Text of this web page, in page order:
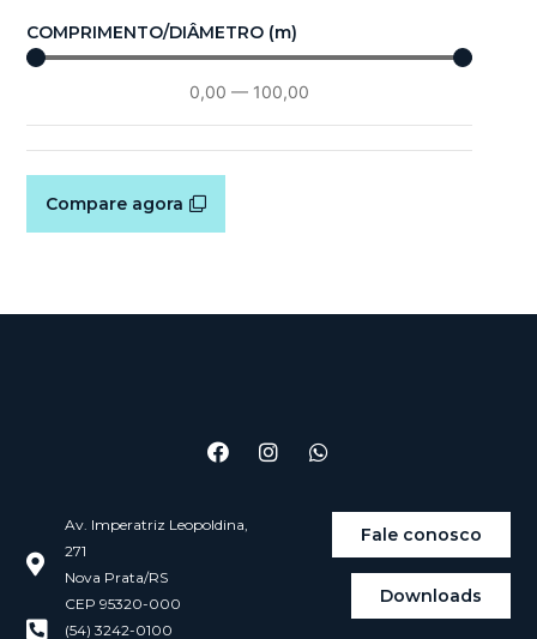
COMPRIMENTO/DIÂMETRO (m)
0,00 — 100,00
Compare agora
Av. Imperatriz Leopoldina,
271
Nova Prata/RS
CEP 95320-000
(54) 3242-0100
Fale conosco
Downloads